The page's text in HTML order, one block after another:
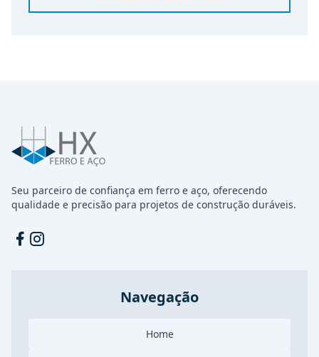
Seu parceiro de confiança em ferro e aço, oferecendo
qualidade e precisão para projetos de construção duráveis.
Facebook
Navegação
Home